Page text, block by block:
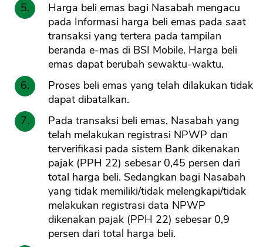
Harga beli emas bagi Nasabah mengacu
pada Informasi harga beli emas pada saat
transaksi yang tertera pada tampilan
beranda e-mas di BSI Mobile. Harga beli
emas dapat berubah sewaktu-waktu.
Proses beli emas yang telah dilakukan tidak
dapat dibatalkan.
Pada transaksi beli emas, Nasabah yang
telah melakukan registrasi NPWP dan
terverifikasi pada sistem Bank dikenakan
pajak (PPH 22) sebesar 0,45 persen dari
total harga beli. Sedangkan bagi Nasabah
yang tidak memiliki/tidak melengkapi/tidak
melakukan registrasi data NPWP
dikenakan pajak (PPH 22) sebesar 0,9
persen dari total harga beli.